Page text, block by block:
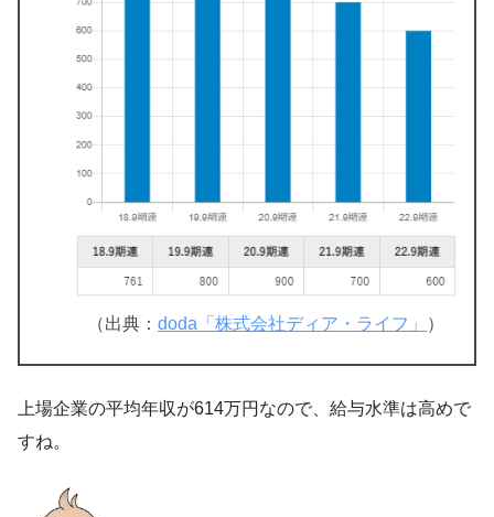
（出典： doda「株式会社ディア・ライフ」 ）
上場企業の平均年収が614万円なので、給与水準は高めで
すね。